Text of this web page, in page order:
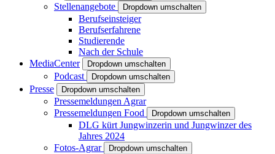
Stellenangebote Dropdown umschalten
Berufseinsteiger
Berufserfahrene
Studierende
Nach der Schule
MediaCenter
Dropdown umschalten
Podcast Dropdown umschalten
Presse Dropdown umschalten
Pressemeldungen Agrar
Pressemeldungen Food
Dropdown umschalten
DLG kürt Jungwinzerin und Jungwinzer des
Jahres 2024
Fotos-Agrar
Dropdown umschalten